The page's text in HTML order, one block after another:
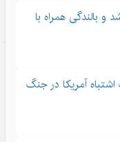
بالندگی همراه با
آمریکا در جنگ